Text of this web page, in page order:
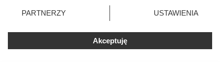
zmienić/wycofać klikając przycisk ustawień prywatności
znajdujący się w lewym dolnym rogu strony. Niektóre
użytkownika, ale masz prawo sprzeciwić się takiemu
przetwarzaniu. Preferencje będą miały zastosowania tylko
PARTNERZY USTAWIENIA
Akceptuję